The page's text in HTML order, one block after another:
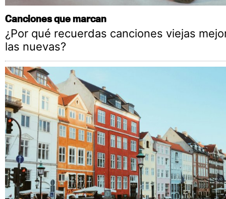
Canciones que marcan
¿Por qué recuerdas canciones viejas
las nuevas?